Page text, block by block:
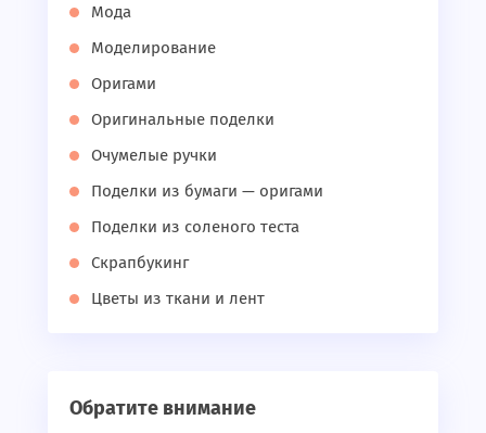
Мода
Моделирование
Оригами
Оригинальные поделки
Очумелые ручки
Поделки из бумаги — оригами
Поделки из соленого теста
Скрапбукинг
Цветы из ткани и лент
Обратите внимание